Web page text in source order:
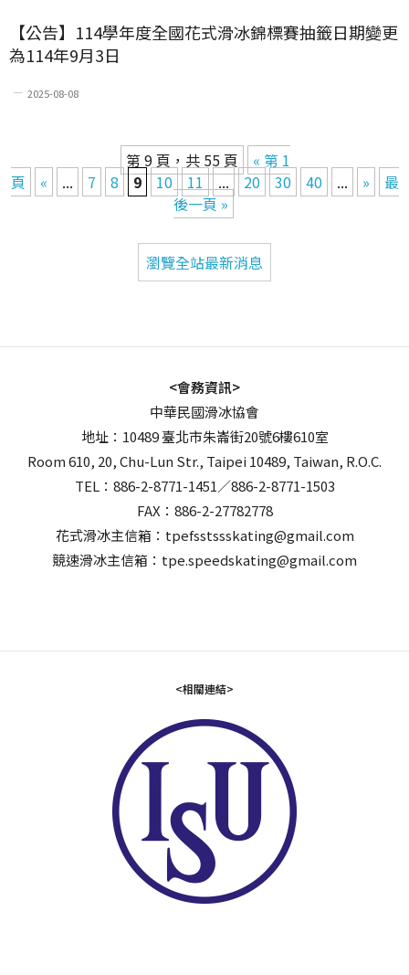
【公告】114學年度全國花式滑冰錦標賽抽籤日期變更
為114年9月3日
2025-08-08
第 9 頁，共 55 頁
« 第 1
頁
« ... 7 8 9 10 11 ... 20 30 40 ... »
最
後一頁 »
瀏覽全站最新消息
<會務資訊>
中華民國滑冰協會
地址：10489 臺北市朱崙街20號6樓610室
Room 610, 20, Chu-Lun Str., Taipei 10489, Taiwan, R.O.C.
TEL：886-2-8771-1451／886-2-8771-1503
FAX：886-2-27782778
花式滑冰主信箱：tpefsstssskating@gmail.com
競速滑冰主信箱：tpe.speedskating@gmail.com
<相關連結>